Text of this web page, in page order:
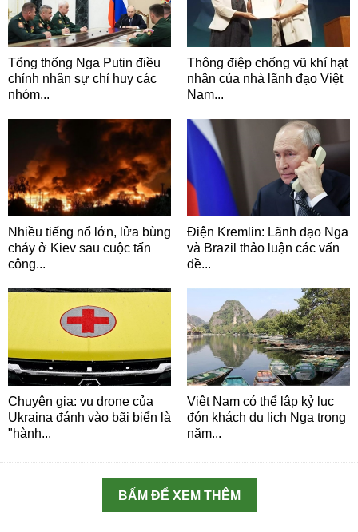
Tổng thống Nga Putin điều
chỉnh nhân sự chỉ huy các
nhóm...
Thông điệp chống vũ khí hạt
nhân của nhà lãnh đạo Việt
Nam...
Nhiều tiếng nổ lớn, lửa bùng
cháy ở Kiev sau cuộc tấn
công...
Điện Kremlin: Lãnh đạo Nga
và Brazil thảo luận các vấn
đề...
Chuyên gia: vụ drone của
Ukraina đánh vào bãi biển là
"hành...
Việt Nam có thể lập kỷ lục
đón khách du lịch Nga trong
năm...
BẤM ĐỂ XEM THÊM